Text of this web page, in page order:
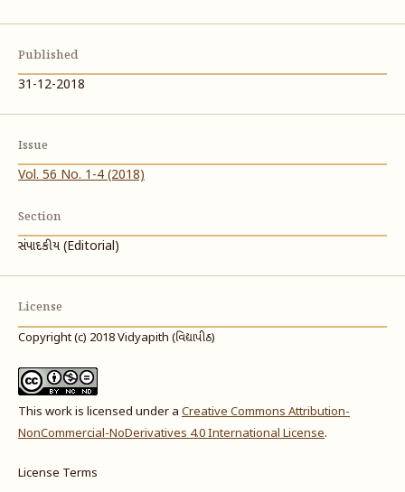
Published
31-12-2018
Issue
Vol. 56 No. 1-4 (2018)
Section
સંપાદકીય (Editorial)
License
Copyright (c) 2018 Vidyapith (વિદ્યાપીઠ)
This work is licensed under a Creative Commons Attribution-
NonCommercial-NoDerivatives 4.0 International License.
License Terms